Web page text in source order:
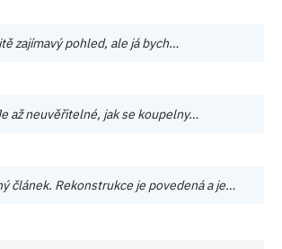
zajímavý pohled, ale já bych…
až neuvěřitelné, jak se koupelny…
článek. Rekonstrukce je povedená a je…